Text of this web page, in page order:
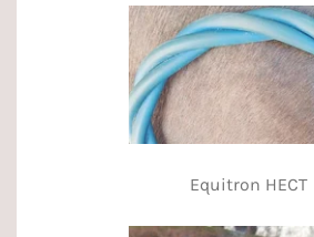
Equitron HECT